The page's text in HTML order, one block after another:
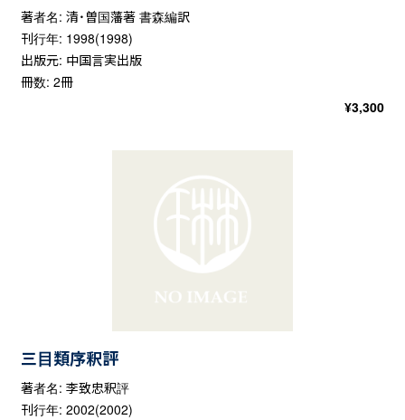
著者名: 清・曽国藩著 書森編訳
刊行年: 1998(1998)
出版元: 中国言実出版
冊数: 2冊
¥3,300
三目類序釈評
著者名: 李致忠釈評
刊行年: 2002(2002)